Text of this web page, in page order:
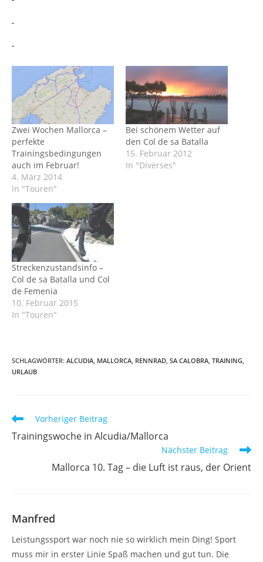
Zwei Wochen Mallorca –
perfekte
Trainingsbedingungen
auch im Februar!
4. März 2014
In "Touren"
Bei schönem Wetter auf
den Col de sa Batalla
15. Februar 2012
In "Diverses"
Streckenzustandsinfo –
Col de sa Batalla und Col
de Femenia
10. Februar 2015
In "Touren"
SCHLAGWÖRTER: ALCUDIA MALLORCA RENNRAD SA CALOBRA TRAINING
URLAUB
Weitere
ansehen
Vorheriger Beitrag
Trainingswoche in Alcudia/Mallorca
Nächster Beitrag
Mallorca 10. Tag – die Luft ist raus, der Orient
Manfred
Leistungssport war noch nie so wirklich mein Ding! Sport
muss mir in erster Linie Spaß machen und gut tun. Die